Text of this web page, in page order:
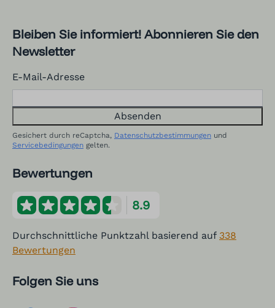
Bleiben Sie informiert! Abonnieren Sie den
Newsletter
E-Mail-Adresse
Absenden
Gesichert durch reCaptcha, Datenschutzbestimmungen und
Servicebedingungen gelten.
Bewertungen
8.9
Durchschnittliche Punktzahl basierend auf 338
Bewertungen
Folgen Sie uns